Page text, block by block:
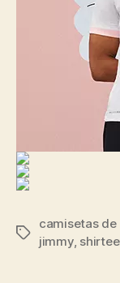
Etiquetas
camisetas
jimmy,